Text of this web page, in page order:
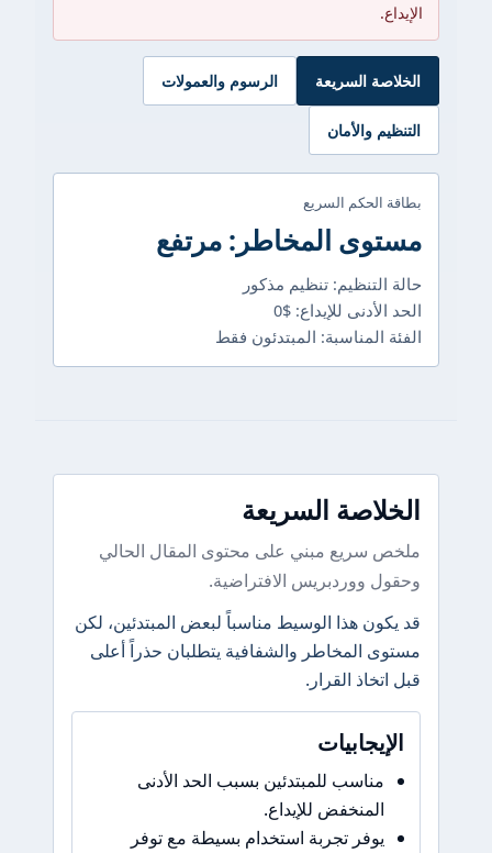
الرسوم والعمولات
السريع
المخاطر: مرتفع
تنظيم مذكور
للإيداع: $0
المناسبة: المبتدئون فقط
السريعة
سريع مبني على محتوى المقال الحالي
ووردبريس الافتراضية.
هذا الوسيط مناسباً لبعض المبتدئين، لكن
المخاطر والشفافية يتطلبان حذراً أعلى
القرار.
مناسب للمبتدئين بسبب الحد الأدنى
المنخفض للإيداع.
يوفر تجربة استخدام بسيطة مع توفر